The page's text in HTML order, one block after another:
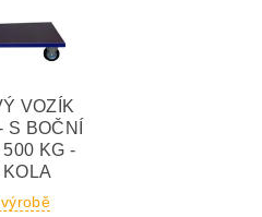
VOZÍK
S BOČNÍ
KG -